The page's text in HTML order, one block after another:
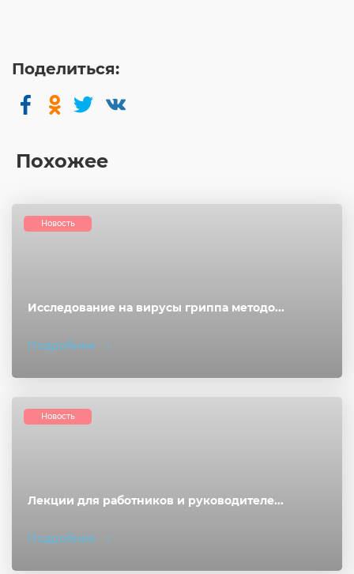
Поделиться:
Похожее
Исследование на вирусы гриппа методо...
Подробнее
Новость
Лекции для работников и руководителе...
Подробнее
Новость